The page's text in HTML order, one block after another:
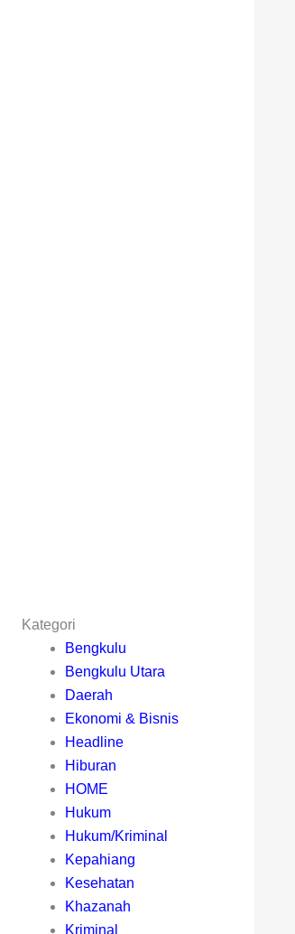
Kategori
Bengkulu
Bengkulu Utara
Daerah
Ekonomi & Bisnis
Headline
Hiburan
HOME
Hukum
Hukum/Kriminal
Kepahiang
Kesehatan
Khazanah
Kriminal